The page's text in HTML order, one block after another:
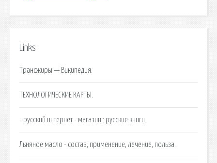
Links
Трансжиры — Википедия.
ТЕХНОЛОГИЧЕСКИЕ КАРТЫ.
- русский интернет - магазин : русские книги.
Льняное масло - состав, применение, лечение, польза.